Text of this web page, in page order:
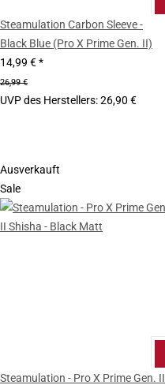
Steamulation Carbon Sleeve -
Black Blue (Pro X Prime Gen. II)
14,99 €*
26,99 €
UVP des Herstellers:26,90 €
Ausverkauft
Sale
Steamulation - Pro X Prime Gen. II